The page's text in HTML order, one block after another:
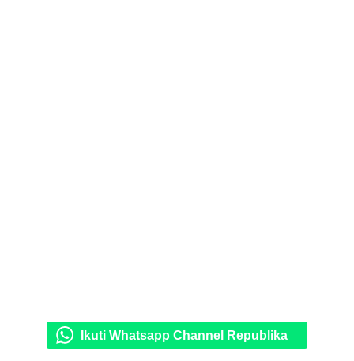
Ikuti Whatsapp Channel Republika